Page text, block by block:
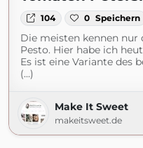
104 0 Speichern
Die meisten kennen nur
Pesto. Hier habe ich
Es ist eine Variante des
(...)
Make It Sweet
makeitsweet.de